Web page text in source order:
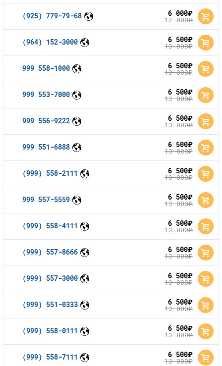
(925) 779-79-68 6 000руб.
12 000руб.
(964) 152-3000 6 500руб.
13 000руб.
999 558-1000 6 500руб.
13 000руб.
999 553-7000 6 500руб.
13 000руб.
999 556-9222 6 500руб.
13 000руб.
999 551-6888 6 500руб.
13 000руб.
(999) 558-2111 6 500руб.
13 000руб.
999 557-5559 6 500руб.
13 000руб.
(999) 558-4111 6 500руб.
13 000руб.
(999) 557-8666 6 500руб.
13 000руб.
(999) 557-3000 6 500руб.
13 000руб.
(999) 551-0333 6 500руб.
13 000руб.
(999) 558-0111 6 500руб.
13 000руб.
(999) 558-7111 6 500руб.
13 000руб.